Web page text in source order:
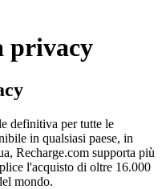
privacy
definitiva per tutte le
in qualsiasi paese, in
Recharge.com supporta più
l'acquisto di oltre 16.000
mondo.